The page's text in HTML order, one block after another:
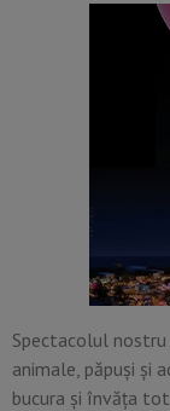
Spectacolul
animale, păpuși și
bucura și învăța